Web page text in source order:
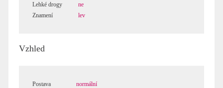
Lehké drogy
ne
Znamení
lev
Vzhled
Postava
normální